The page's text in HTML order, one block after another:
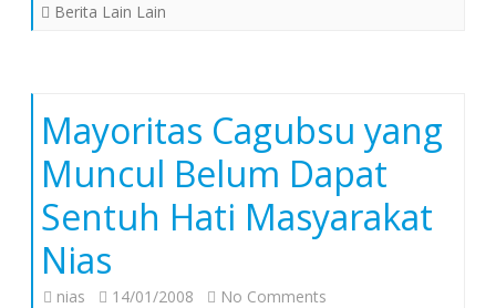
Berita Lain Lain
Mayoritas Cagubsu yang
Muncul Belum Dapat
Sentuh Hati Masyarakat
Nias
nias 14/01/2008 No Comments